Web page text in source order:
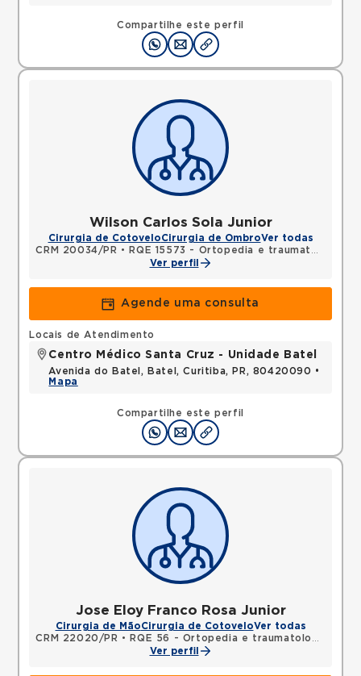
Compartilhe este perfil
Wilson Carlos Sola Junior
Cirurgia de CotoveloCirurgia de OmbroVer todas
CRM 20034/PR •
RQE 15573 - Ortopedia e traumatologia
Ver perfil
Agende uma consulta
Compartilhe este perfil
Locais de Atendimento
Centro Médico Santa Cruz - Unidade Batel
Avenida do Batel, Batel, Curitiba, PR, 80420090 •
Mapa
Jose Eloy Franco Rosa Junior
Cirurgia de MãoCirurgia de CotoveloVer todas
CRM 22020/PR • RQE 56 - Ortopedia e traumatologia
Ver perfil